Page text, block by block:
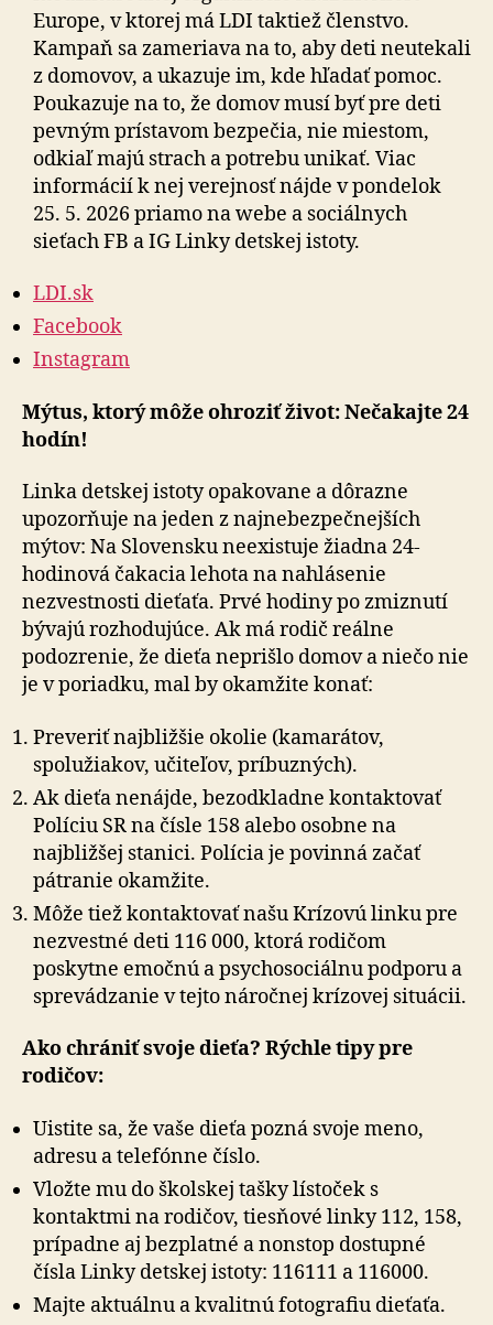
Europe, v ktorej má LDI taktiež členstvo.
Kampaň sa zameriava na to, aby deti neutekali
z domovov, a ukazuje im, kde hľadať pomoc.
Poukazuje na to, že domov musí byť pre deti
pevným prístavom bezpečia, nie miestom,
odkiaľ majú strach a potrebu unikať. Viac
informácií k nej verejnosť nájde v pondelok
25. 5. 2026 priamo na webe a sociálnych
sieťach FB a IG Linky detskej istoty.
LDI.sk
Facebook
Instagram
Mýtus, ktorý môže ohroziť život: Nečakajte 24
hodín!
Linka detskej istoty opakovane a dôrazne
upozorňuje na jeden z najnebezpečnejších
mýtov: Na Slovensku ne­exis­tu­je žiadna 24-
hodinová čakacia lehota na nahlásenie
nezvestnosti dieťaťa. Prvé hodiny po zmiznutí
bývajú rozhodujúce. Ak má rodič reálne
podozrenie, že dieťa neprišlo domov a niečo nie
je v poriadku, mal by okam­ži­te konať:
Preveriť najbližšie okolie (kamarátov,
spolužiakov, učiteľov, príbuzných).
Ak dieťa nenájde, bezodkladne kontaktovať
Políciu SR na čísle 158 alebo osobne na
najbližšej stanici. Polícia je povinná začať
pátranie okamžite.
Môže tiež kontaktovať našu Krízovú linku pre
ne­zves­tné deti 116 000, ktorá rodičom
poskytne emočnú a psychosociálnu podporu a
sprevádzanie v tejto ná­roč­nej krízovej situácii.
Ako chrániť svoje dieťa? Rýchle tipy pre
rodičov:
Uistite sa, že vaše dieťa pozná svoje meno,
adresu a telefónne číslo.
Vložte mu do školskej tašky lístoček s
kontaktmi na rodičov, tiesňové linky 112, 158,
prípadne aj bezplatné a nonstop dostupné
čísla Linky detskej istoty: 116111 a 116000.
Majte aktuálnu a kvalitnú fotografiu dieťaťa.